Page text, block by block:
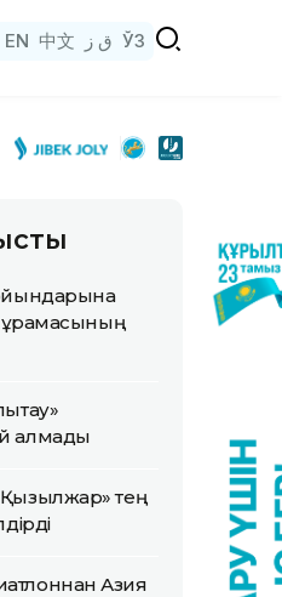
EN 中文 ق ز ЎЗ
құрамасының
алмады
тең
Азия